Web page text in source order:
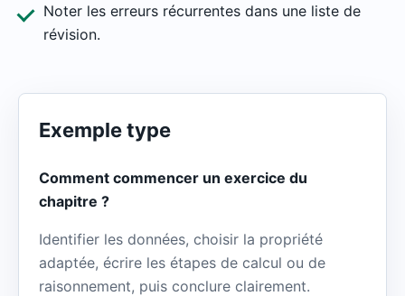
Noter les erreurs récurrentes dans une liste de
révision.
Exemple type
Comment commencer un exercice du
chapitre ?
Identifier les données, choisir la propriété
adaptée, écrire les étapes de calcul ou de
raisonnement, puis conclure clairement.